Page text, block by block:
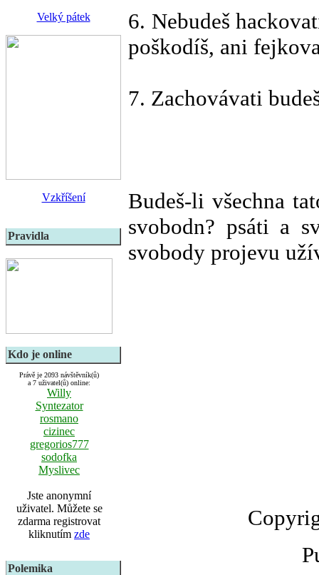
Velký pátek
Vzkříšení
Pravidla
Kdo je online
Právě je 2093 návštěvník(ů)
a 7 uživatel(ů) online:
Willy
Syntezator
rosmano
cizinec
gregorios777
sodofka
Myslivec
Jste anonymní
uživatel. Můžete se
zdarma registrovat
kliknutím zde
Polemika
6. Nebudeš
poškodíš, ani
7. Zachovávati
Budeš-li všechna
svobodn? psáti a
svobody projevu